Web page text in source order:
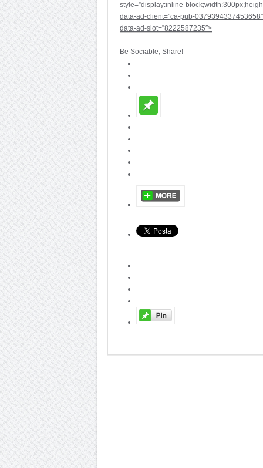
style=”display:inline-
data-ad-client=”ca-pub-0379394337453658″
data-ad-slot=”8222587235″>
Be Sociable, Share!